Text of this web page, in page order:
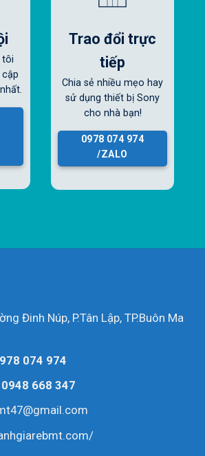
tôi
Trao đổi trực
tiếp
Chia sẻ nhiều mẹo hay
sử dụng thiết bị Sony
cho nhà bạn!
0978 074 974
/ZALO
Đinh Núp, P.Tân Lập, TP.Buôn Ma
074 974
0948 668 347